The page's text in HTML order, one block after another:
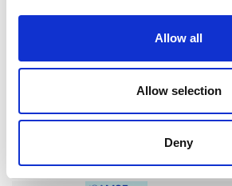
Allow all
Allow selection
Deny
2026年柏林国际航空航天展（
航空航天业齐聚柏林